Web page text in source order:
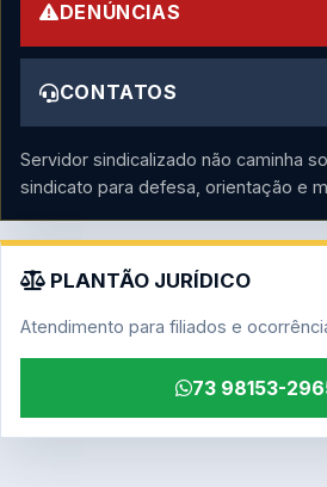
DENÚNCIAS
CONTATOS
Servidor sindicalizado não caminha
sindicato para defesa, orientação e
PLANTÃO JURÍDICO
Atendimento para filiados e
73 98153-